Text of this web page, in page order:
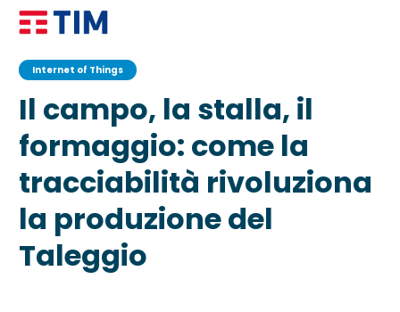
Internet of Things
Il campo, la stalla, il
formaggio: come la
tracciabilità rivoluziona
la produzione del
Taleggio